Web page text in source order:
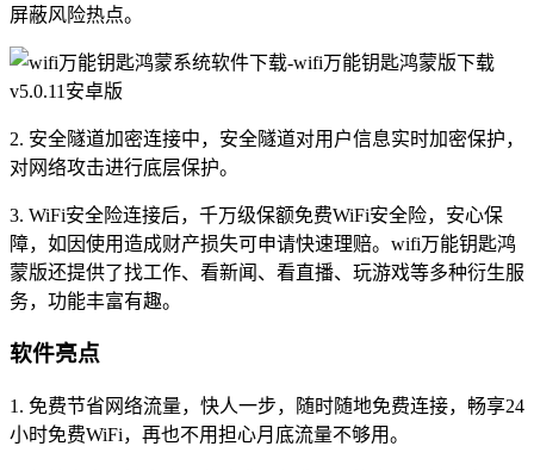
屏蔽风险热点。
2. 安全隧道加密连接中，安全隧道对用户信息实时加密保护，
对网络攻击进行底层保护。
3. WiFi安全险连接后，千万级保额免费WiFi安全险，安心保
障，如因使用造成财产损失可申请快速理赔。wifi万能钥匙鸿
蒙版还提供了找工作、看新闻、看直播、玩游戏等多种衍生服
务，功能丰富有趣。
软件亮点
1. 免费节省网络流量，快人一步，随时随地免费连接，畅享24
小时免费WiFi，再也不用担心月底流量不够用。